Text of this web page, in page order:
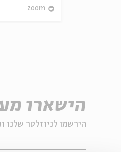
zoom
הישארו
הירשמו לניוזלטר שלנו